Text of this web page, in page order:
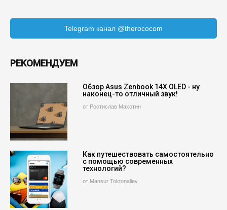
Telegram канал @therococom
РЕКОМЕНДУЕМ
Обзор Asus Zenbook 14X OLED - ну
наконец-то отличный звук!
от Ростислав Махотин
Как путешествовать самостоятельно
с помощью современных
технологий?
от Mansur Toktonaliev